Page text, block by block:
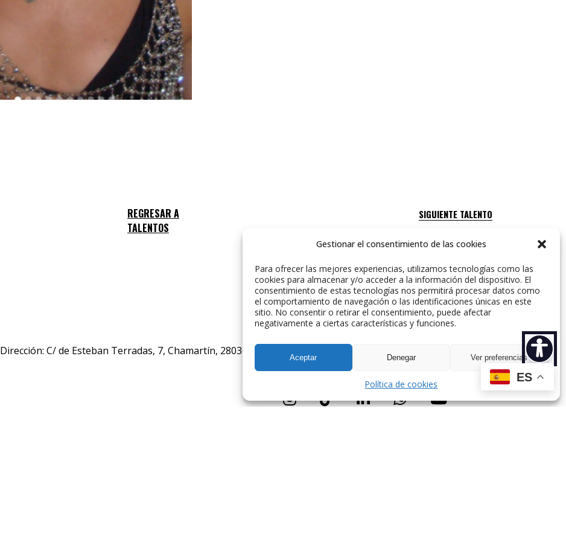
Gestionar el consentimiento de las cookies
Para ofrecer las mejores experiencias, utilizamos tecnologías como las
cookies para almacenar y/o acceder a la información del dispositivo. El
consentimiento de estas tecnologías nos permitirá procesar datos como
el comportamiento de navegación o las identificaciones únicas en este
sitio. No consentir o retirar el consentimiento, puede afectar
negativamente a ciertas características y funciones.
Aceptar Denegar Ver preferencias
Política de cookies
SIGUIENTE TALENTO
Dirección: C/ de Esteban Terradas, 7, Chamartín, 28036 Madrid, España.
ES